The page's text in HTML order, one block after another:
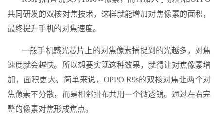
共同研发的双核对焦技术，这样就能增加对焦像素的面积，
最终提升手机的对焦速度。
一般手机感光芯片上的对焦像素捕捉到的光越多，对焦
速度就会越快。所以想要实现这种效果，就得让对焦像素增
加，面积更大。简单来说，OPPO R9s的双核对焦让两个对
焦像素不分散，而是相邻排布共用一个微透镜。通过左右完
整的像素对焦形成焦点。